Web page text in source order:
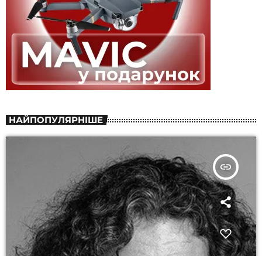
НАЙПОПУЛЯРНІШЕ
insert_link